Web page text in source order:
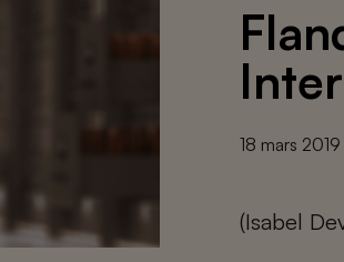
18 mars 2019
(Isabel